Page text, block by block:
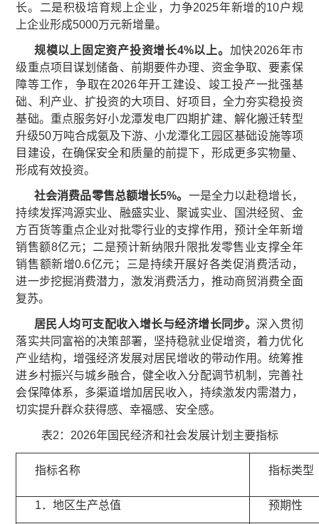
长。二是积极培育规上企业，力争2025年新增的10户规
上企业形成5000万元新增量。
规模以上固定资产投资增长4%以上。 加快2026年市
级重点项目谋划储备、前期要件办理、资金争取、要素保
障等工作，争取在2026年开工建设、竣工投产一批强基
础、利产业、扩投资的大项目、好项目，全力夯实稳投资
基础。重点服务好小龙潭发电厂四期扩建、解化搬迁转型
升级50万吨合成氨及下游、小龙潭化工园区基础设施等项
目建设，在确保安全和质量的前提下，形成更多实物量、
形成有效投资。
社会消费品零售总额增长5%。 一是全力以赴稳增长，
持续发挥鸿源实业、融盛实业、聚诚实业、国洪经贸、金
方百货等重点企业对批零行业的支撑作用，预计全年新增
销售额8亿元；二是预计新纳限升限批发零售业支撑全年
销售额新增0.6亿元；三是持续开展好各类促消费活动，
进一步挖掘消费潜力，激发消费活力，推动商贸消费全面
复苏。
居民人均可支配收入增长与经济增长同步。深入贯彻
落实共同富裕的决策部署，坚持稳就业促增资，着力优化
产业结构，增强经济发展对居民增收的带动作用。统筹推
进乡村振兴与城乡融合，健全收入分配调节机制，完善社
会保障体系，多渠道增加居民收入，持续激发内需潜力，
切实提升群众获得感、幸福感、安全感。
表2：2026年国民经济和社会发展计划主要指标
指标名称 指标类型
1．地区生产总值 预期性